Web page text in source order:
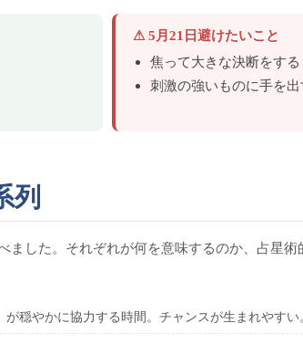
⚠ 5月21日避けたいこと
焦って大きな決断をする
刺激の強いものに手を出
列
した。それぞれが何を意味するのか、占星術
穏やかに協力する時間。チャンスが生まれやすい